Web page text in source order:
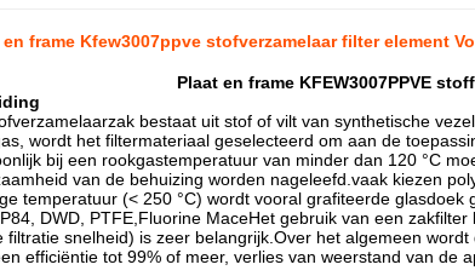
en frame Kfew3007ppve stofverzamelaar filter element
Plaat en frame KFEW3007PPVE
bestaat uit stof of vilt van synthetische
wordt het filtermateriaal geselecteerd om aan de
bij een rookgastemperatuur van minder dan 120 °C
van de behuizing worden nageleefd.vaak kiezen
temperatuur (< 250 °C) wordt vooral grafiteerde
DWD, PTFE,Fluorine MaceHet gebruik van een
filtratie snelheid) is zeer belangrijk.Over het algemeen
efficiëntie tot 99% of meer, verlies van weerstand van de